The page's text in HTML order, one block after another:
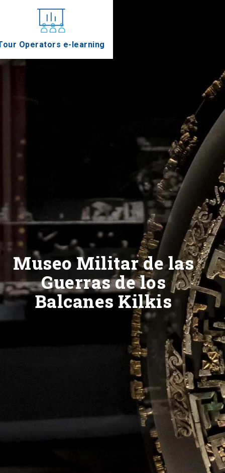
Operators e-learning
Museo Militar de las
Guerras de los
Balcanes Kilkis